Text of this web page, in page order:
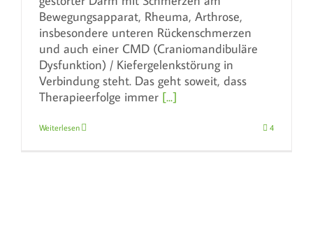
Bewegungsapparat, Rheuma, Arthrose,
insbesondere unteren Rückenschmerzen
und auch einer CMD (Craniomandibuläre
Dysfunktion) / Kiefergelenkstörung in
Verbindung steht. Das geht soweit, dass
Therapieerfolge immer [...]
Weiterlesen 4